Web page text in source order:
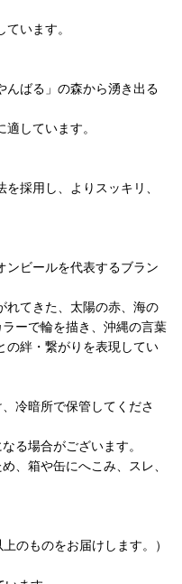
います。
んばる」の森から湧き出る
しています。
採用し、よりスッキリ、
ンビールを代表するブラン
れてきた、太陽の赤、海の
ーで輪を描き、沖縄の言葉
の絆・繋がりを表現してい
冷暗所で保管してくださ
る場合がございます。
、箱や缶にへこみ、スレ、
のものをお届けします。）